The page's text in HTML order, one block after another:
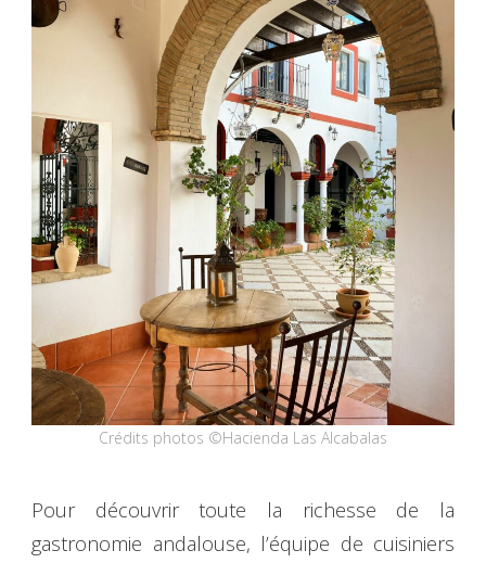
Crédits photos ©Hacienda Las Alcabalas
Pour découvrir toute la richesse de la
gastronomie andalouse, l’équipe de cuisiniers